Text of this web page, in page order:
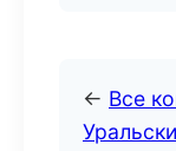
← Все